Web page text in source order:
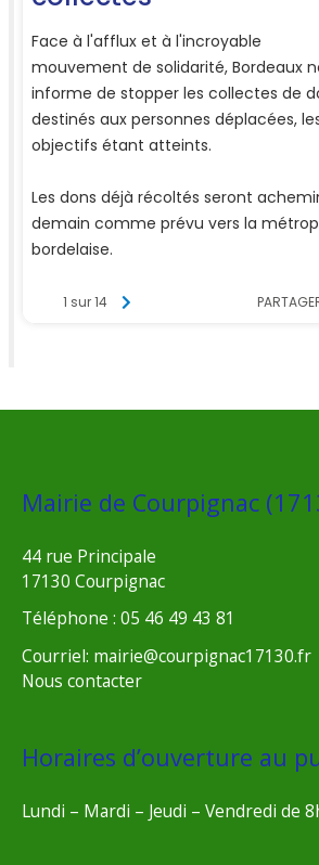
Mairie de Courpignac
44 rue Principale
17130 Courpignac
Téléphone : 05 46 49 43 81
Courriel: mairie@courpignac17130.fr
Nous contacter
Horaires d’ouverture au
Lundi – Mardi – Jeudi – Vendredi de